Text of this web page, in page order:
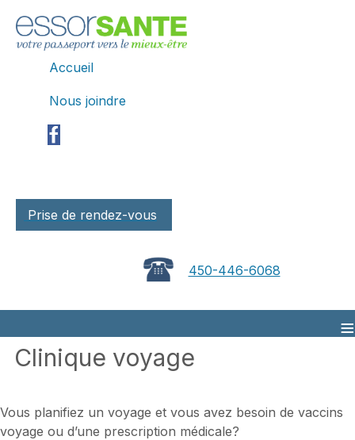
Accueil
Nous joindre
Prise de rendez-vous
450-446-6068
≡
Clinique voyage
Vous planifiez un voyage et vous avez besoin de vaccins
voyage ou d’une prescription médicale?